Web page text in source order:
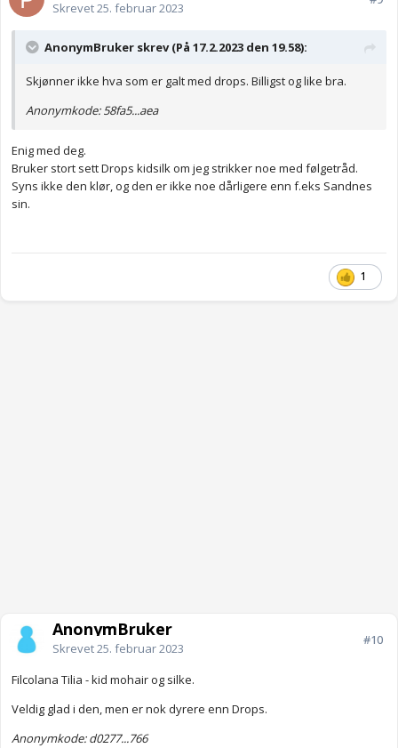
Skrevet25. februar 2023
AnonymBruker skrev (På 17.2.2023 den 19.58):
Skjønner ikke hva som er galt med drops. Billigst og like bra.
Anonymkode: 58fa5...aea
Enig med deg.
Bruker stort sett Drops kidsilk om jeg strikker noe med følgetråd.
Syns ikke den klør, og den er ikke noe dårligere enn f.eks Sandnes
sin.
1
AnonymBruker
Skrevet25. februar 2023
#10
Filcolana Tilia - kid mohair og silke.
Veldig glad i den, men er nok dyrere enn Drops.
Anonymkode: d0277...766